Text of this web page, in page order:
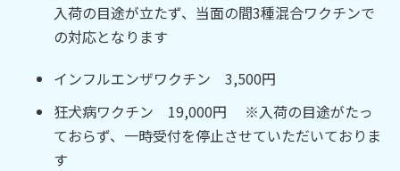
入荷の目途が立たず、当面の間3種混合ワクチンで
の対応となります
インフルエンザワクチン 3,500円
狂犬病ワクチン 19,000円 ※入荷の目途がたっ
ておらず、一時受付を停止させていただいておりま
す